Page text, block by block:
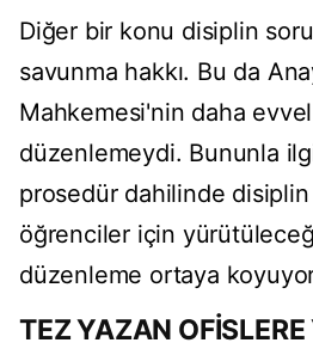
Diğer bir konu disiplin
savunma hakkı. Bu da
Mahkemesi'nin daha
düzenlemeydi. Bununla
prosedür dahilinde disiplin
öğrenciler için
düzenleme ortaya
TEZ YAZAN